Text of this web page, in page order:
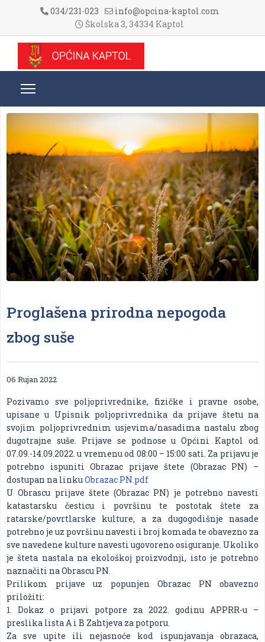
034/231-023
info@opcina-kaptol.com
Školska 3, 34334 Kaptol
Proglašena prirodna nepogoda
zbog suše
06 Rujan 2022
Pozivamo sve poljoprivrednike, fizičke i pravne osobe,
upisane u Upisnik poljoprivrednika da prijave štetu na
svojim poljoprivrednim usjevima/nasadima nastalu zbog
dugotrajne suše. Prijave se podnose u Općini Kaptol od
07.09.-14.09.2022. u vremenu od 08:00 – 15:00 sati. Za prijavu je
potrebno ispuniti Obrazac prijave štete (Obrazac PN) –
dostupan na linkuObrazac PN.pdf
U Obrascu prijave štete (Obrazac PN) je potrebno navesti
katastarsku česticu i površinu te postotak štete za
ratarske/povrtlarske kulture, a za dugogodišnje nasade
potrebno je uz površinu navesti i broj komada te obavezno za
sve navedene kulture navesti ugovoreno osiguranje. Ukoliko
je šteta nastala na ekološkoj proizvodnji, isto je potrebno
naznačiti na Obrascu PN.
Prilikom prijave uz popunjen Obrazac PN obavezno
priložiti:
1. Dokaz o prijavi potpore za 2022. godinu APPRR-u –
preslika lista A i B Zahtjeva za potporu.
Za sve upite ili nejasnoće kod ispunjavanja obrazaca,